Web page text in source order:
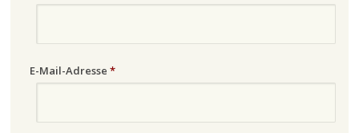
E-Mail-Adresse *